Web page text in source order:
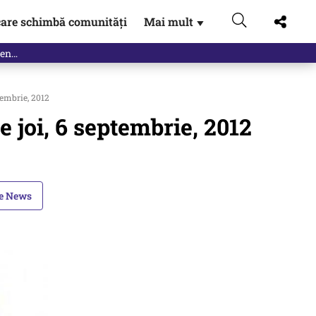
schimbă comunități Mai mult ▼
2012
6 septembrie, 2012
News